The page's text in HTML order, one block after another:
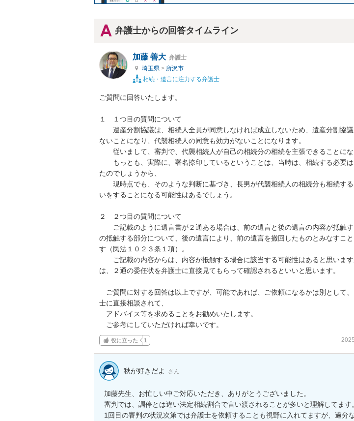
弁護士からの回答タイムライン
加藤 善大 弁護士
埼玉県 > 所沢市
相続・遺言に注力する弁護士
ご質問に回答いたします。
１　１つ目の質問について
遺産分割協議は、相続人全員が同意しなければ成立しないため、遺産分割協
ないことになり、代襲相続人の同意も効力がないことになります。
従いまして、審判で、代襲相続人が自己の相続分の相続を主張できることにな
もっとも、実際に、署名捺印しているということは、当時は、相続する必要は
たのでしょうから、
現時点でも、そのような判断に基づき、長男が代襲相続人の相続分も相続する
いをすることになる可能性はあるでしょう。
２　２つ目の質問について
ご記載のように遺言書が２通ある場合は、前の遺言と後の遺言の内容が抵触す
の抵触する部分について、後の遺言により、前の遺言を撤回したものとみなすこ
す（民法１０２３条１項）。
ご記載の内容からは、内容が抵触する場合に該当する可能性はあると思います
は、２通の委任状を弁護士に直接見てもらって確認されるといいと思います。
ご質問に対する回答は以上ですが、可能であれば、ご依頼になるかは別として
士に直接相談されて、
アドバイス等を求めることをお勧めいたします。
ご参考にしていただければ幸いです。
役に立った 1
秋が好きだよ さん
加藤先生、お忙しい中ご対応いただき、ありがとうございました。
審判では、調停とは違い法定相続割合で言い渡されることが多いと理解してます。
1回目の審判の状況次第では弁護士を依頼することも視野に入れてますが、過分